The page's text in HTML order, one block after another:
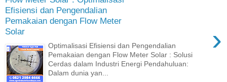
Efisiensi dan Pengendalian
Pemakaian dengan Flow Meter
Solar
›
Optimalisasi Efisiensi dan Pengendalian
Pemakaian dengan Flow Meter Solar : Solusi
Cerdas dalam Industri Energi Pendahuluan:
Dalam dunia yan...